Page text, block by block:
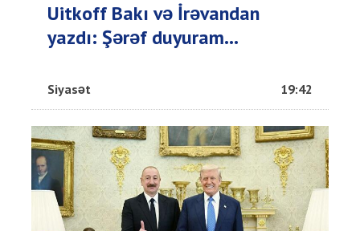
Uitkoff Bakı və İrəvandan
yazdı: Şərəf duyuram...
Siyasət 19:42